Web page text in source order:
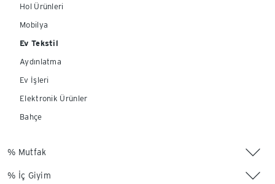
Hol Ürünleri
Mobilya
Ev Tekstil
Aydınlatma
Ev İşleri
Elektronik Ürünler
Bahçe
% Mutfak
% İç Giyim